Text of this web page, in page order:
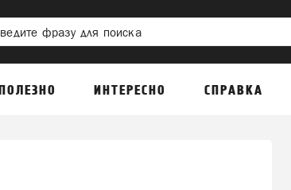
ИНТЕРЕСНО СПРАВКА